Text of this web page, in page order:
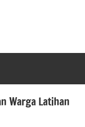
Warga Latihan